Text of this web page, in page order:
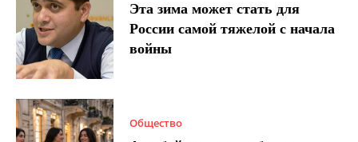
Эта зима может стать для
России самой тяжелой с начала
войны
Общество